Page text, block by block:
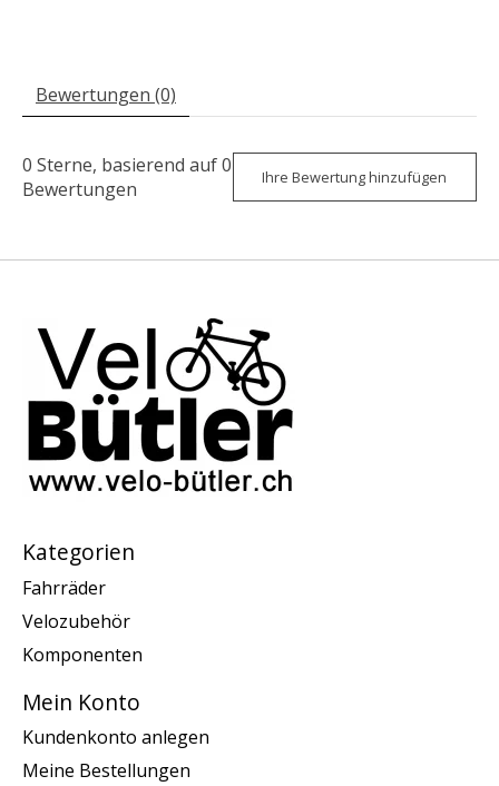
Bewertungen (0)
0 Sterne, basierend auf0
Bewertungen
Ihre Bewertung hinzufügen
Kategorien
Fahrräder
Velozubehör
Komponenten
Mein Konto
Kundenkonto anlegen
Meine Bestellungen